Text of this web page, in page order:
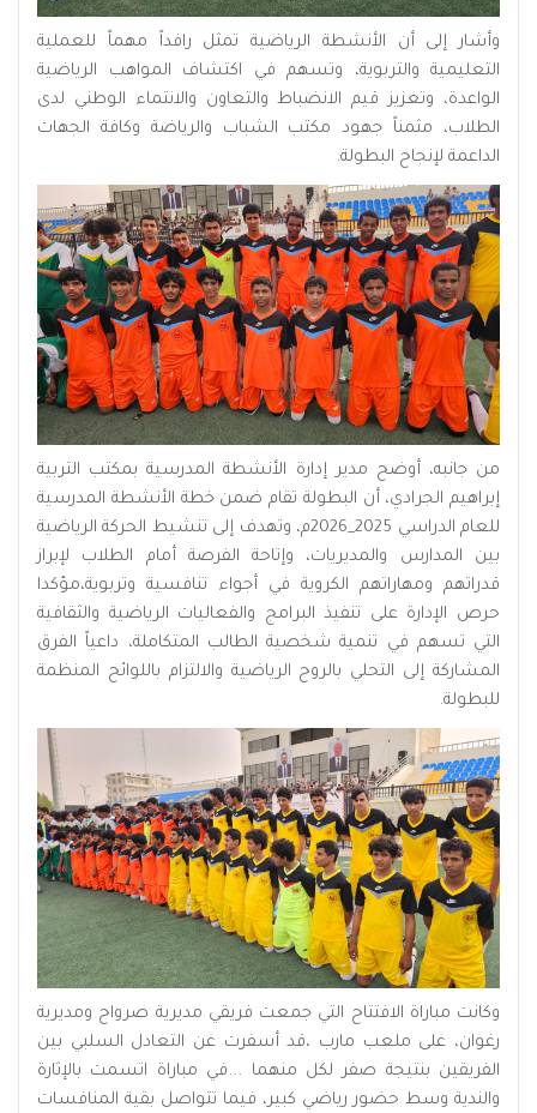
وأشار إلى أن الأنشطة الرياضية تمثل رافداً مهماً للعملية
التعليمية والتربوية، وتسهم في اكتشاف المواهب الرياضية
الواعدة، وتعزيز قيم الانضباط والتعاون والانتماء الوطني لدى
الطلاب، مثمناً جهود مكتب الشباب والرياضة وكافة الجهات
الداعمة لإنجاح البطولة.
من جانبه، أوضح مدير إدارة الأنشطة المدرسية بمكتب التربية
إبراهيم الجرادي، أن البطولة تقام ضمن خطة الأنشطة المدرسية
للعام الدراسي 2025_2026م، وتهدف إلى تنشيط الحركة الرياضية
بين المدارس والمديريات، وإتاحة الفرصة أمام الطلاب لإبراز
قدراتهم ومهاراتهم الكروية في أجواء تنافسية وتربوية،مؤكدا
حرص الإدارة على تنفيذ البرامج والفعاليات الرياضية والثقافية
التي تسهم في تنمية شخصية الطالب المتكاملة، داعياً الفرق
المشاركة إلى التحلي بالروح الرياضية والالتزام باللوائح المنظمة
للبطولة.
وكانت مباراة الافتتاح التي جمعت فريقي مديرية صرواح ومديرية
رغوان، على ملعب مارب ،قد أسفرت عن التعادل السلبي بين
الفريقين بنتيجة صفر لكل منهما ...في مباراة اتسمت بالإثارة
والندية وسط حضور رياضي كبير، فيما تتواصل بقية المنافسات